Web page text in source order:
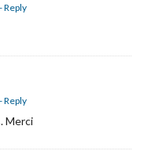
- Reply
- Reply
Merci